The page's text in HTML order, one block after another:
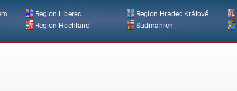
Direkt zum Inhalt
Region Liberec Region Hradec Králové
Region Hochland Südmähren